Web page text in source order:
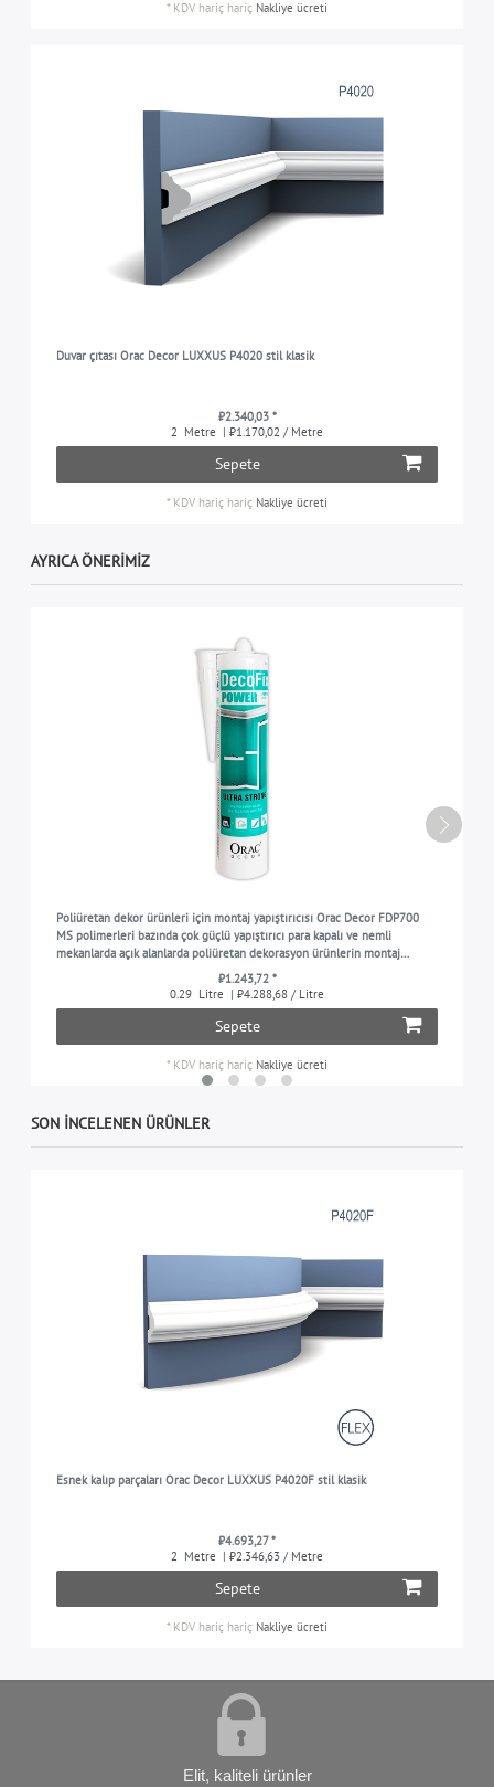
* KDV hariç hariç Nakliye ücreti
Duvar çıtası Orac Decor LUXXUS P4020 stil klasik
₺2.340,03 *
2 Metre | ₺1.170,02 / Metre
Sepete
* KDV hariç hariç Nakliye ücreti
AYRICA ÖNERIMIZ
Poliüretan dekor ürünleri için montaj yapıştırıcısı Orac Decor FDP700
MS polimerleri bazında çok güçlü yapıştırıcı para kapalı ve nemli
mekanlarda açık alanlarda poliüretan dekorasyon ürünlerin montaj
₺1.243,72 *
0.29 Litre | ₺4.288,68 / Litre
Sepete
* KDV hariç hariç Nakliye ücreti
SON INCELENEN ÜRÜNLER
Esnek kalıp parçaları Orac Decor LUXXUS P4020F stil klasik
₺4.693,27 *
2 Metre | ₺2.346,63 / Metre
Sepete
* KDV hariç hariç Nakliye ücreti
Elit, kaliteli ürünler